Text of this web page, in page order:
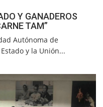
Y GANADEROS
TAM”
Autónoma de
y la Unión...